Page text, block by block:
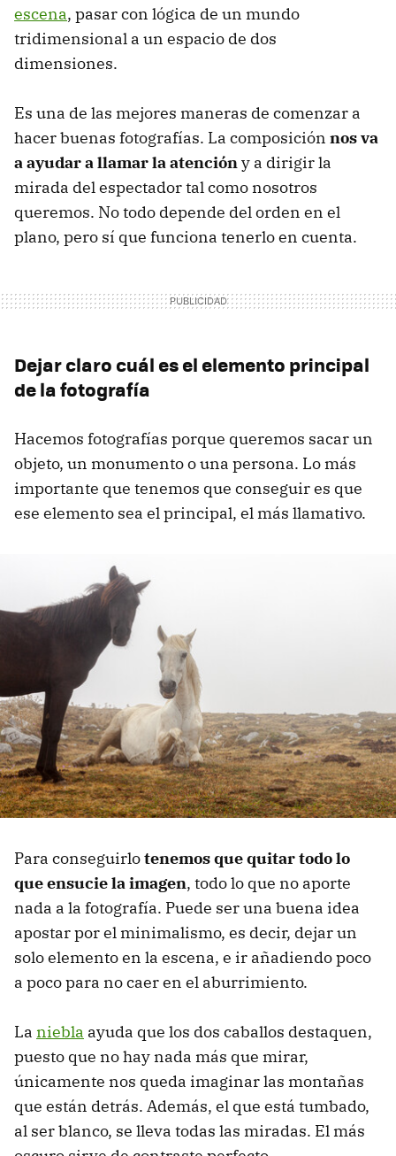
escena, pasar con lógica de un mundo
tridimensional a un espacio de dos
dimensiones.
Es una de las mejores maneras de comenzar a
hacer buenas fotografías. La composición nos va
a ayudar a llamar la atencióny a dirigir la
mirada del espectador tal como nosotros
queremos. No todo depende del orden en el
plano, pero sí que funciona tenerlo en cuenta.
Dejar claro cuál es el elemento principal
de la fotografía
Hacemos fotografías porque queremos sacar un
objeto, un monumento o una persona. Lo más
importante que tenemos que conseguir es que
ese elemento sea el principal, el más llamativo.
Para conseguirlotenemos que quitar todo lo
que ensucie la imagen, todo lo que no aporte
nada a la fotografía. Puede ser una buena idea
apostar por el minimalismo, es decir, dejar un
solo elemento en la escena, e ir añadiendo poco
a poco para no caer en el aburrimiento.
La niebla ayuda que los dos caballos destaquen,
puesto que no hay nada más que mirar,
únicamente nos queda imaginar las montañas
que están detrás. Además, el que está tumbado,
al ser blanco, se lleva todas las miradas. El más